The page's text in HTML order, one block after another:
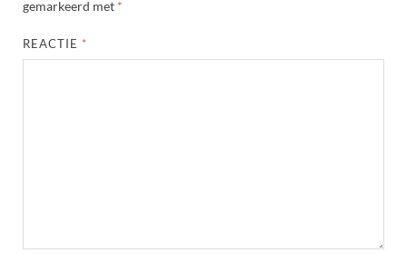
gemarkeerd met *
REACTIE *